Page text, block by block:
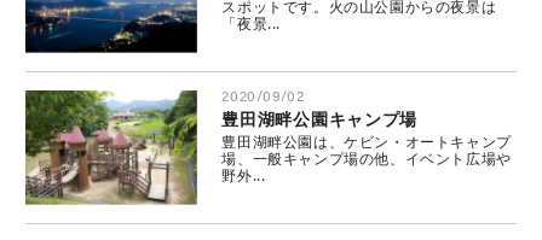
スポットです。火の山公園からの夜景は
「夜景...
2020/09/02
豊田湖畔公園キャンプ場
豊田湖畔公園は、ケビン・オートキャンプ
場、一般キャンプ場の他、イベント広場や
野外...